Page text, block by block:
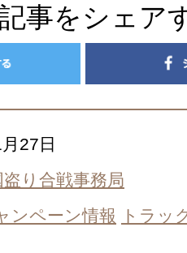
事をシェア
27日
り合戦事務局
ンペーン情報
トラッ